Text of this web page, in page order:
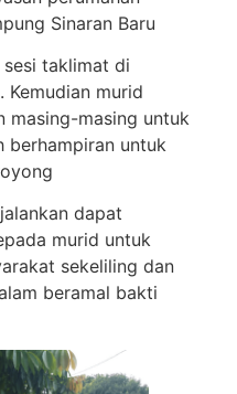
Sinaran Baru
taklimat di
Kemudian murid
masing-masing untuk
berhampiran untuk
dapat
murid untuk
sekeliling dan
beramal bakti